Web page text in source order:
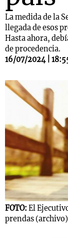
La medida de la
llegada de esos
Hasta ahora,
de procedencia.
16/07/2024 |
FOTO: El
prendas